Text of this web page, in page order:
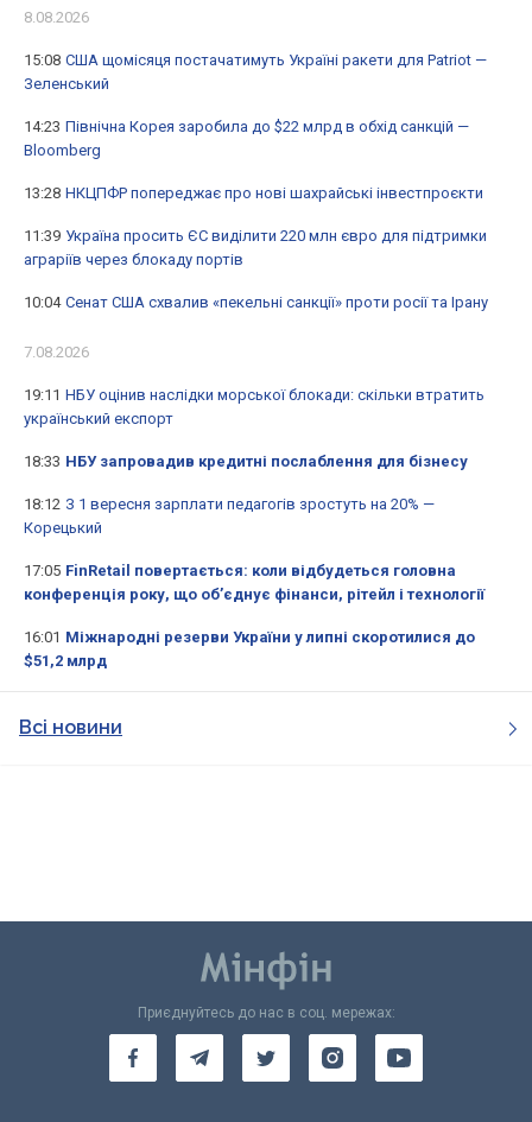
8.08.2026
15:08 США щомісяця постачатимуть Україні ракети для Patriot —
Зеленський
14:23 Північна Корея заробила до $22 млрд в обхід санкцій —
Bloomberg
13:28 НКЦПФР попереджає про нові шахрайські інвестпроєкти
11:39 Україна просить ЄС виділити 220 млн євро для підтримки
аграріїв через блокаду портів
10:04 Сенат США схвалив «пекельні санкції» проти росії та Ірану
7.08.2026
19:11 НБУ оцінив наслідки морської блокади: скільки втратить
український експорт
18:33 НБУ запровадив кредитні послаблення для бізнесу
18:12 З 1 вересня зарплати педагогів зростуть на 20% —
Корецький
17:05 FinRetail повертається: коли відбудеться головна
конференція року, що об’єднує фінанси, рітейл і технології
16:01 Міжнародні резерви України у липні скоротилися до
$51,2 млрд
Всі новини
Приєднуйтесь до нас в соц. мережах: